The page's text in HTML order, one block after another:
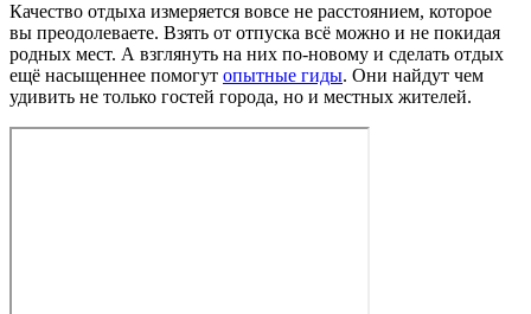
Качество отдыха измеряется вовсе не расстоянием, которое
вы преодолеваете. Взять от отпуска всё можно и не покидая
родных мест. А взглянуть на них по‑новому и сделать отдых
ещё насыщеннее помогут опытные гиды. Они найдут чем
удивить не только гостей города, но и местных жителей.